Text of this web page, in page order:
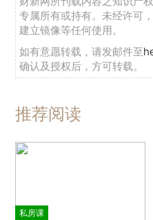
专属所有或持有。未经许可
建立镜像等任何使用。
如有意愿转载，请发邮件至
确认及授权后，方可转载。
推荐阅读
私房课